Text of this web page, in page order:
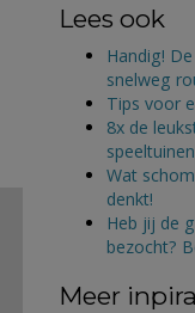
Lees ook
Handig!
snelweg
Tips voor
8x de
Wat
denkt!
Heb jij de
bezocht?
Meer